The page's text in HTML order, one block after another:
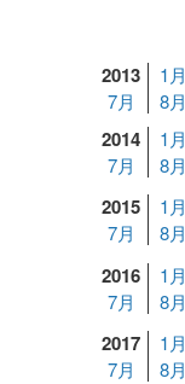
2013 1月
7月
8月
2014 1月
7月
8月
2015 1月
7月
8月
2016 1月
7月
8月
2017 1月
7月
8月